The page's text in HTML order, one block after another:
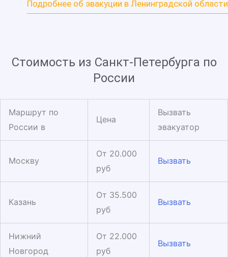
Подробнее об эвакуции в Ленинградской области
Стоимость из Санкт-Петербурга по
России
Маршрут по
России в
Цена
Вызвать
эвакуатор
Москву
От 20.000
руб
Вызвать
Казань
От 35.500
руб
Вызвать
Нижний
Новгород
От 22.000
руб
Вызвать